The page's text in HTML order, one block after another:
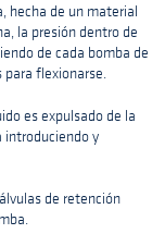
hecha de un material
la presión dentro de
de cada bomba de
flexionarse.
es expulsado de la
introduciendo y
de retención